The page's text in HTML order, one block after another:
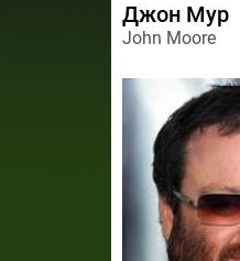
Джон Мур
John Moore